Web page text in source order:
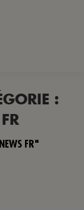
:
FR"